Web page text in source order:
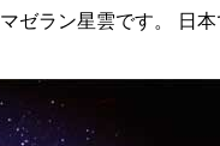
ゼラン星雲です。 日